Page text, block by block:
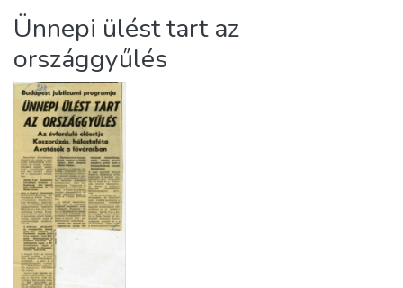
Statistics
About us
Ünnepi ülést tart az
országgyűlés